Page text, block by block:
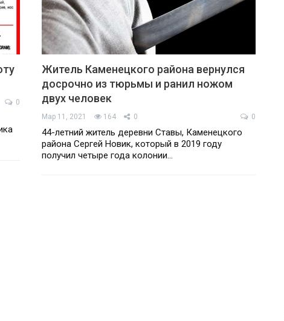
0
Житель Каменецкого района вернулся
досрочно из тюрьмы и ранил ножом
двух человек
Мар 11, 2021 164 0 0
44-летний житель деревни Ставы, Каменецкого
района Сергей Новик, который в 2019 году
получил четыре года колонии…